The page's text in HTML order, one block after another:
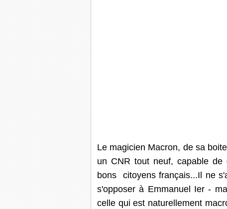
Le magicien Macron, de sa
un CNR tout neuf, capable
bons citoyens français...Il ne
s'opposer à Emmanuel Ier -
celle qui est naturellement